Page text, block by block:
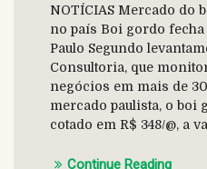
NOTÍCIAS Mercado do
no país Boi gordo fecha
Paulo Segundo
Consultoria, que
negócios em mais de
mercado paulista, o boi
cotado em R$ 348/@, a
Continue Reading